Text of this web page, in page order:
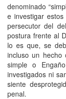
denominado
e investigar
persecutor del
postura frente al
lo es que, se
incluso un hecho
simple o
investigados ni
siente
penal.